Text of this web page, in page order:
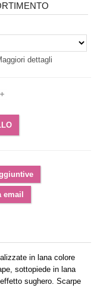
dettagli
in lana colore
sottopiede in lana
sughero. Scarpe